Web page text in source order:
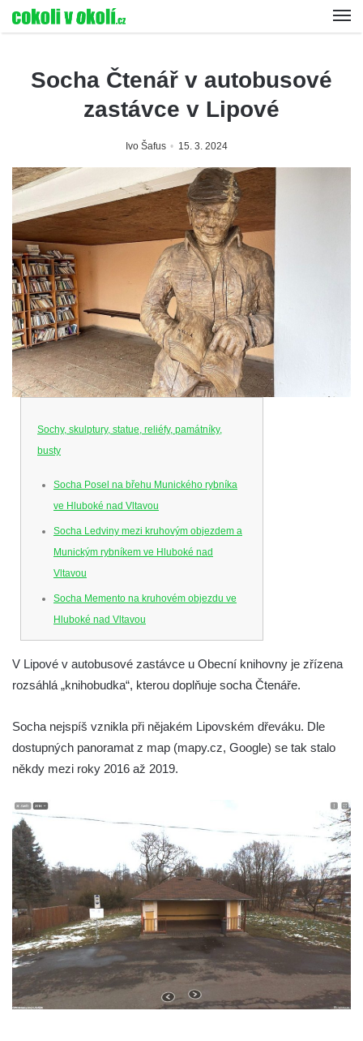
Socha Čtenář v autobusové
zastávce v Lipové
Ivo Šafus 15. 3. 2024
Sochy, skulptury, statue, reliéfy, památníky,
busty
Socha Posel na břehu Munického rybníka
ve Hluboké nad Vltavou
Socha Ledviny mezi kruhovým objezdem a
Munickým rybníkem ve Hluboké nad
Vltavou
Socha Memento na kruhovém objezdu ve
Hluboké nad Vltavou
Socha Smilodon v ZOO Hluboká
Socha Veledaněk v ZOO Hluboká
Socha Koroun bezzubý v ZOO Hluboká
Socha Plejtvák obrovský v ZOO Hluboká
Socha Medvěd jeskynní v ZOO Hluboká
Socha Mamut srstnatý v ZOO Hluboká
Socha Orel v ZOO Hluboká
Socha Vydry si hrají v ZOO Hluboká
Socha Přátelství v ZOO Hluboká
Socha Matka příroda v ZOO Hluboká
Socha Lišky v ZOO Hluboká
Socha Kudlanka v ZOO Hluboká
Socha Vlčice s mládětem v ZOO Hluboká
V Lipové v autobusové zastávce u Obecní knihovny je zřízena
rozsáhlá „knihobudka“, kterou doplňuje socha Čtenáře.
Socha nejspíš vznikla při nějakém Lipovském dřeváku. Dle
dostupných panoramat z map (mapy.cz, Google) se tak stalo
někdy mezi roky 2016 až 2019.